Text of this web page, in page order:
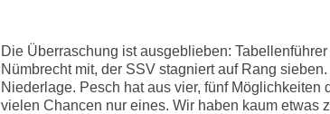
Die Überraschung ist ausgeblieben:
Nümbrecht mit, der SSV stagniert auf Rang
Niederlage. Pesch hat aus vier, fünf Möglichkeiten
vielen Chancen nur eines. Wir haben kaum etwas